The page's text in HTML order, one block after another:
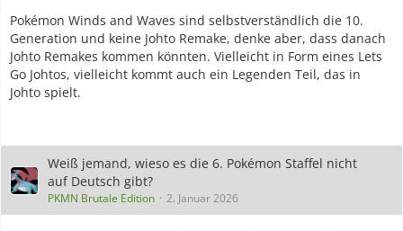
Pokémon Winds and Waves sind selbstverständlich die 10.
Generation und keine Johto Remake, denke aber, dass danach
Johto Remakes kommen könnten. Vielleicht in Form eines Lets
Go Johtos, vielleicht kommt auch ein Legenden Teil, das in
Johto spielt.
Weiß jemand, wieso es die 6. Pokémon Staffel nicht
auf Deutsch gibt?
PKMN Brutale Edition 2. Januar 2026